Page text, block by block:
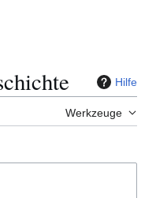
Hilfe
Werkzeuge